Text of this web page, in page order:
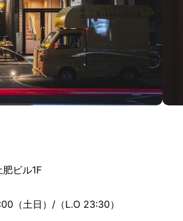
ビル1F
（土日）/（L.O 23:30）